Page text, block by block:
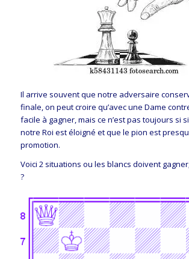
Il arrive souvent que notre adversaire
finale, on peut croire qu’avec une Dame
facile à gagner, mais ce n’est pas toujours si
notre Roi est éloigné et que le pion est
promotion.
Voici 2 situations ou les blancs doivent
?